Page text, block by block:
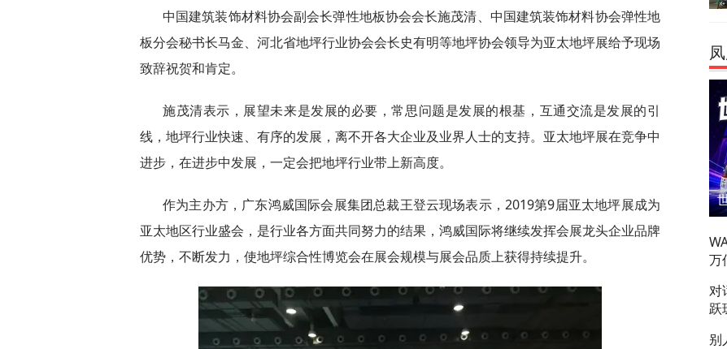
中国建筑装饰材料协会副会长弹性地板协会会长施茂清、中国建筑装饰材料协会弹性地
板分会秘书长马金、河北省地坪行业协会会长史有明等地坪协会领导为亚太地坪展给予现场
致辞祝贺和肯定。
施茂清表示，展望未来是发展的必要，常思问题是发展的根基，互通交流是发展的引
线，地坪行业快速、有序的发展，离不开各大企业及业界人士的支持。亚太地坪展在竞争中
进步，在进步中发展，一定会把地坪行业带上新高度。
作为主办方，广东鸿威国际会展集团总裁王登云现场表示，2019第9届亚太地坪展成为
亚太地区行业盛会，是行业各方面共同努力的结果，鸿威国际将继续发挥会展龙头企业品牌
优势，不断发力，使地坪综合性博览会在展会规模与展会品质上获得持续提升。
万
对
跃
别